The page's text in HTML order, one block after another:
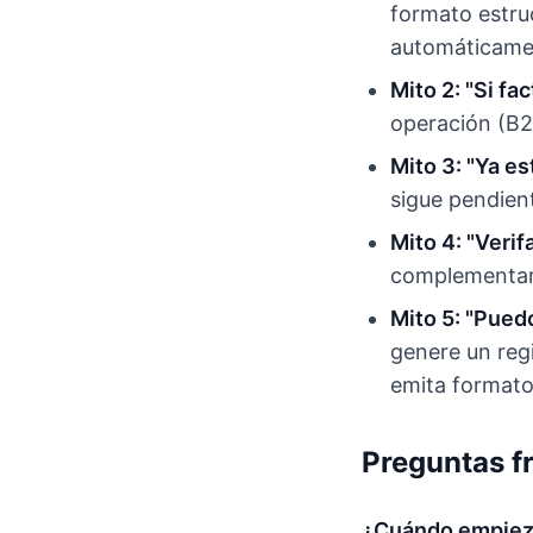
formato
Mito 2: "Si
operación
Mito 3: "Ya
sigue
Mito 4:
Mito 5:
genere un
emita
Preguntas